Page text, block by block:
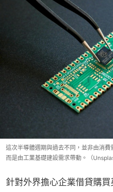
這次半導體週期與過去不同，並非由消費
而是由工業基礎建設需求帶動。（
針對外界擔心企業借貸購